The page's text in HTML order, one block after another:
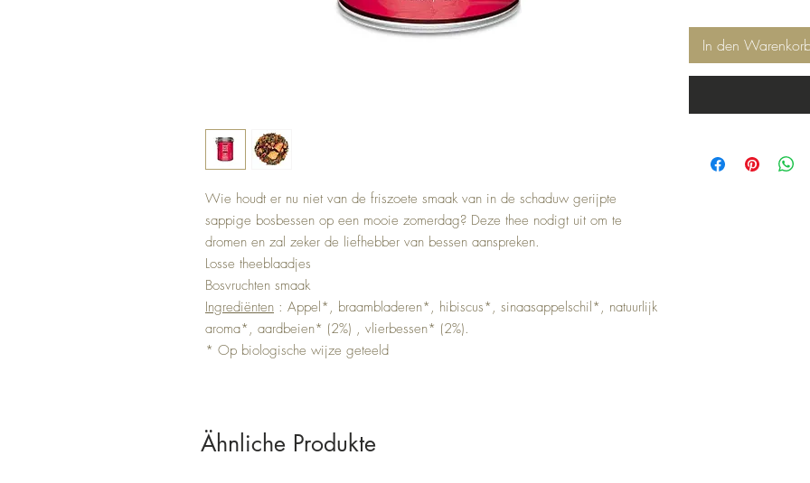
Wie houdt er nu niet van de friszoete smaak van in de schaduw gerijpte
sappige bosbessen op een mooie zomerdag? Deze thee nodigt uit om te
dromen en zal zeker de liefhebber van bessen aanspreken.
Losse theeblaadjes
Bosvruchten smaak
Ingrediënten : Appel*, braambladeren*, hibiscus*, sinaasappelschil*, natuurlijk
aroma*, aardbeien* (2%) , vlierbessen* (2%).
* Op biologische wijze geteeld
In den
Ähnliche Produkte